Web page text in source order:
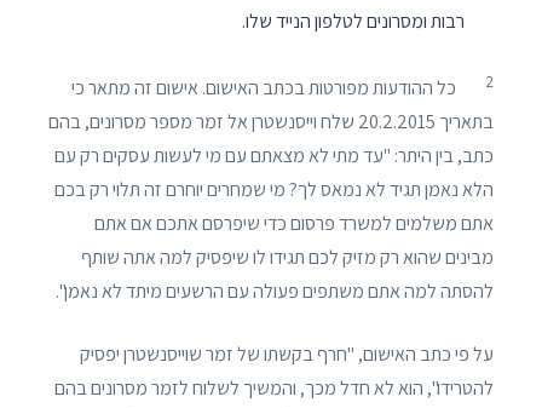
רבות ומסרונים לטלפון הנייד שלו.
2
כל ההודעות מפורטות בכתב האישום. אישום זה מתאר כי
בתאריך 20.2.2015 שלח וייסנשטרן אל זמר מספר מסרונים, בהם
כתב, בין היתר: "עד מתי לא מצאתם עם מי לעשות עסקים רק עם
הלא נאמן תגיד לא נמאס לך? מי שמחרים יוחרם זה תלוי רק בכם
אתם משלמים למשרד פרסום כדי שיפרסם אתכם אם אתם
מבינים שהוא רק מזיק לכם תגידו לו שיפסיק למה אתה שותף
להסתה למה אתם משתפים פעולה עם הרשעים מיתד לא נאמן".
על פי כתב האישום, "חרף בקשתו של זמר שוייסנשטרן יפסיק
להטרידו", הוא לא חדל מכך, והמשיך לשלוח לזמר מסרונים בהם